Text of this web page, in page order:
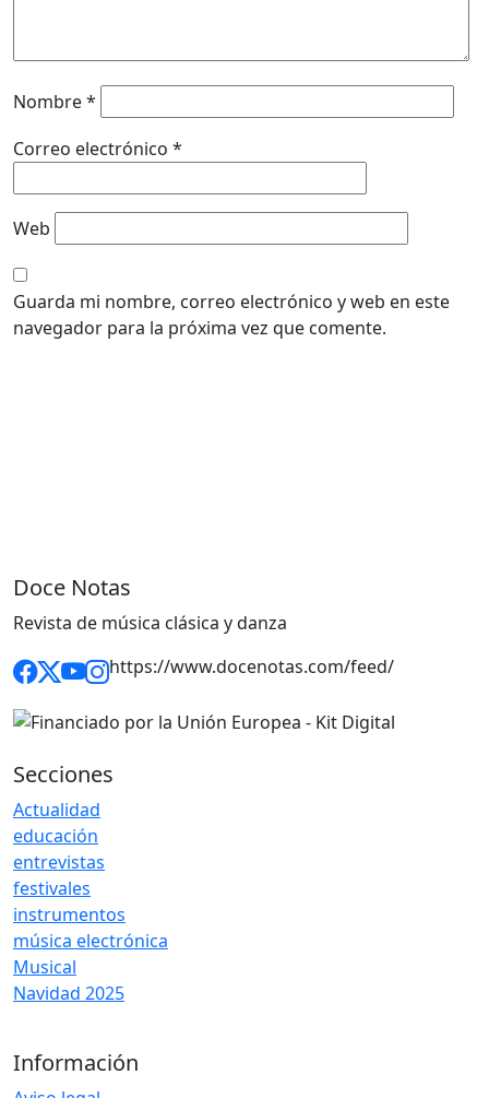
Nombre*
Correo electrónico *
Web
Guarda mi nombre, correo electrónico y web en este
navegador para la próxima vez que comente.
Doce Notas
Revista de música clásica y danza
https://www.docenotas.com/feed/
Secciones
Actualidad
educación
entrevistas
festivales
instrumentos
música electrónica
Musical
Navidad 2025
Información